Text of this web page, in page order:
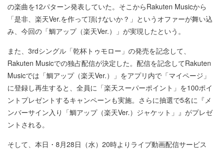
の楽曲を12パターン発表していた。そこからRakuten Musicから
「是非、楽天Ver.を作って頂けないか？」というオファーが舞い込
み、今回の「鯛アップ（楽天Ver.）」が実現したという。
また、3rdシングル「乾杯トゥモロー」の発売を記念して、
Rakuten Musicでの独占配信が決定した。配信を記念してRakuten
Musicでは「鯛アップ（楽天Ver.）」をアプリ内で「マイページ」
に登録し再生すると、全員に「楽天スーパーポイント」を100ポイ
ントプレゼントするキャンペーンも実施。さらに抽選で5名に『メ
ンバーサイン入り「鯛アップ（楽天Ver.）ジャケット」』がプレゼ
ントされる。
そして、本日・8月28日（水）20時よりライブ動画配信サービス